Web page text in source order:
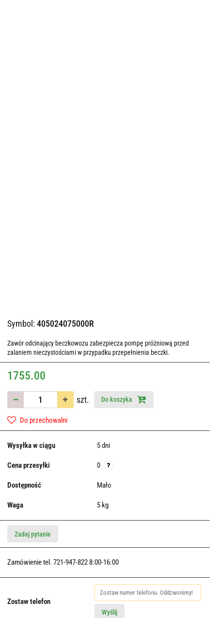
Symbol:405024075000R
Zawór odcinający beczkowozu zabezpiecza pompę próżniową przed
zalaniem nieczystościami w przypadku przepełnienia beczki.
1755.00
szt. Do koszyka
Do przechowalni
Wysyłka w ciągu 5 dni
Cena przesyłki 0
Dostępność Mało
Waga 5 kg
Zadaj pytanie
Zamówienie tel. 721-947-822 8:00-16:00
Zostaw telefon
Wyślij